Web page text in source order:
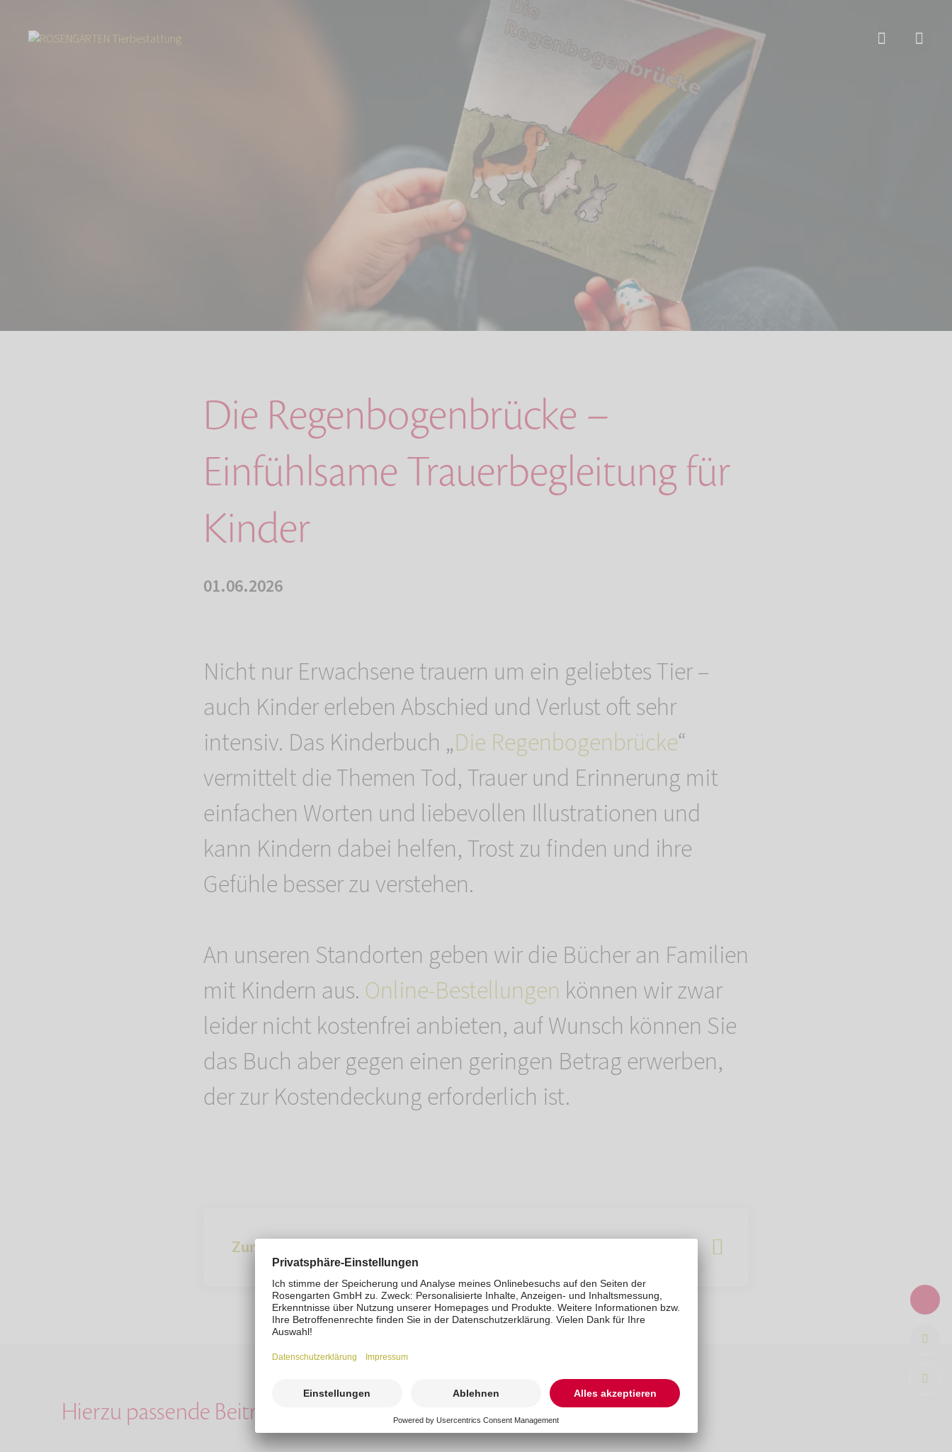
Die Regenbogenbrücke –
Einfühlsame Trauerbegleitung für
Kinder
01.06.2026
Nicht nur Erwachsene trauern um ein geliebtes Tier –
auch Kinder erleben Abschied und Verlust oft sehr
intensiv. Das Kinderbuch „Die Regenbogenbrücke“
vermittelt die Themen Tod, Trauer und Erinnerung mit
einfachen Worten und liebevollen Illustrationen und
kann Kindern dabei helfen, Trost zu finden und ihre
Gefühle besser zu verstehen.
An unseren Standorten geben wir die Bücher an Familien
mit Kindern aus. Online-Bestellungen können wir zwar
leider nicht kostenfrei anbieten, auf Wunsch können Sie
das Buch aber gegen einen geringen Betrag erwerben,
der zur Kostendeckung erforderlich ist.
Zur Übersicht
Hierzu passende Beiträge